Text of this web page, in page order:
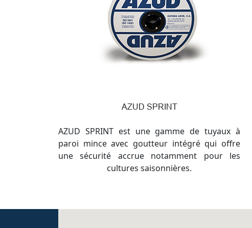
AZUD SPRINT
AZUD SPRINT est une gamme de tuyaux à
paroi mince avec goutteur intégré qui offre
une sécurité accrue notamment pour les
cultures saisonnières.